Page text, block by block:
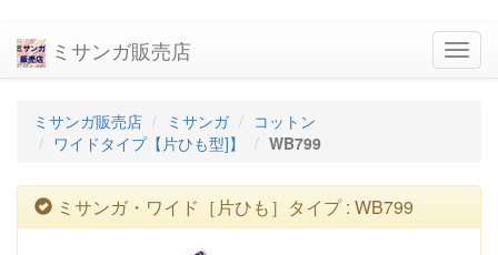
ミサンガ販売店
ミサンガ販売店 ミサンガ
コットン
ワイドタイプ【片ひも型]】
WB799
ミサンガ・ワイド［片ひも］タイプ : WB799